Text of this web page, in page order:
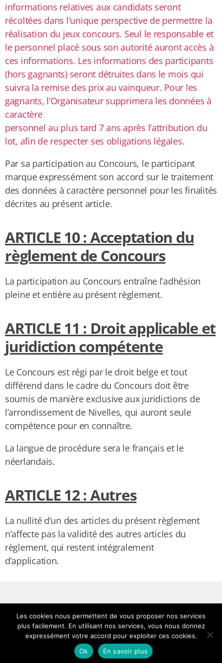
informations relatives aux candidats seront
récoltées dans l’unique perspective de permettre la
réalisation du jeux concours. Seul le responsable et
le personnel placé sous son autorité auront accès à
ces informations. Les informations des participants
(hors gagnants) seront détruites dans le mois qui
suivra la remise des prix au vainqueur. Pour les
gagnants, l’Organisateur supprimera les données à
caractère
personnel au plus tard 7 ans après l’attribution du
lot, afin de respecter ses obligations légales.
Par sa participation au Concours, le participant
marque expressément son accord sur le traitement
des données à caractère personnel pour les finalités
décrites au présent article.
ARTICLE 10 : Acceptation du
règlement de Concours
La participation au Concours entraîne l’adhésion
pleine et entière au présent règlement.
ARTICLE 11 : Droit applicable et
juridiction compétente
Le Concours est régi par le droit belge et tout
différend dans le cadre du Concours doit être
soumis de manière exclusive aux juridictions de
l’arrondissement de Nivelles, qui auront seule
compétence pour en connaître.
La langue de procédure sera le français et le
néerlandais.
ARTICLE 12 : Autres
La nullité d’un des articles du présent règlement
n’affecte pas la validité des autres articles du
règlement, qui restent intégralement
d’application.
Les cookies nous permettent de vous proposer nos services
plus facilement. En utilisant nos services, vous nous donnez
expressément votre accord pour exploiter ces cookies.
Ok
En savoir plus